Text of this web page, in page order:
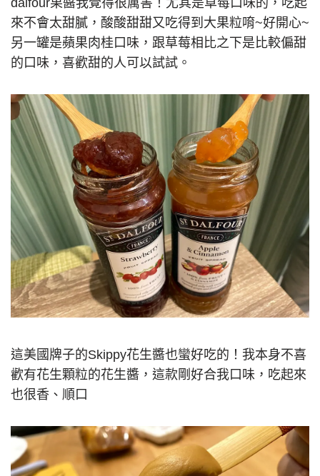
來不會太甜膩，酸酸甜甜又吃得到大果粒唷~好開心~
另一罐是蘋果肉桂口味，跟草莓相比之下是比較偏甜
的口味，喜歡甜的人可以試試。
這美國牌子的Skippy花生醬也蠻好吃的！我本身不喜
歡有花生顆粒的花生醬，這款剛好合我口味，吃起來
也很香、順口